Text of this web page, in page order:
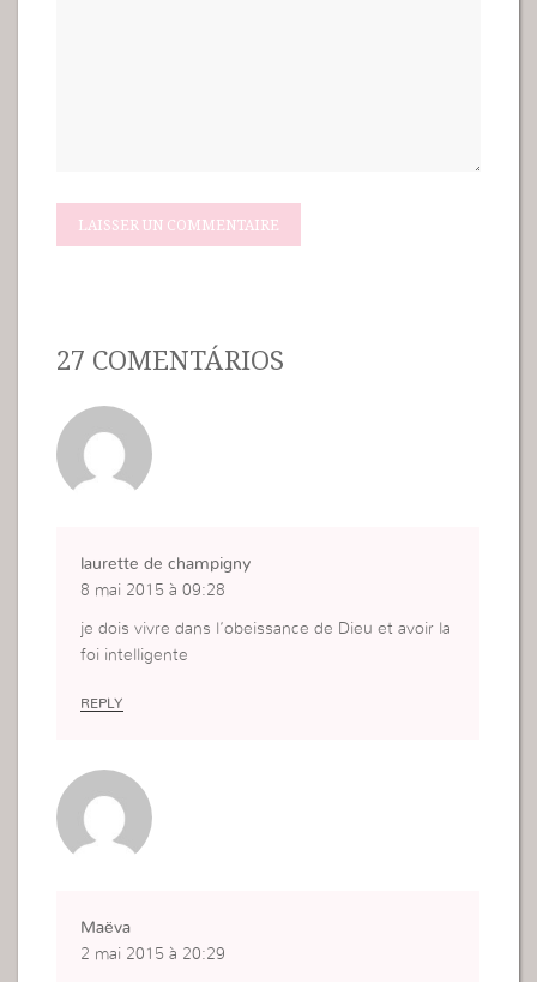
27 COMENTÁRIOS
laurette de champigny
8 mai 2015 à 09:28
je dois vivre dans l’obeissance de Dieu et avoir la
foi intelligente
REPLY
Maëva
2 mai 2015 à 20:29